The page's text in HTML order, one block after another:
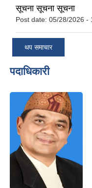
सूचना सूचना सूचना
Post date: 05/28/2026 -
थप समाचार
पदाधिकारी